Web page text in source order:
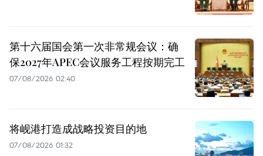
第十六届国会第一次非常规会议：确
保2027年APEC会议服务工程按期完工
07/08/2026 02:40
将岘港打造成战略投资目的地
07/08/2026 01:32